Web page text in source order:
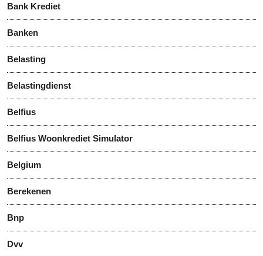
Bank Krediet
Banken
Belasting
Belastingdienst
Belfius
Belfius Woonkrediet Simulator
Belgium
Berekenen
Bnp
Dvv